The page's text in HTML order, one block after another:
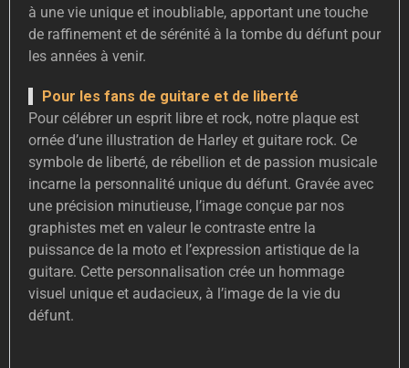
à une vie unique et inoubliable, apportant une touche
de raffinement et de sérénité à la tombe du défunt pour
les années à venir.
Pour les fans de guitare et de liberté
Pour célébrer un esprit libre et rock, notre plaque est
ornée d’une illustration de Harley et guitare rock. Ce
symbole de liberté, de rébellion et de passion musicale
incarne la personnalité unique du défunt. Gravée avec
une précision minutieuse, l’image conçue par nos
graphistes met en valeur le contraste entre la
puissance de la moto et l’expression artistique de la
guitare. Cette personnalisation crée un hommage
visuel unique et audacieux, à l’image de la vie du
défunt.